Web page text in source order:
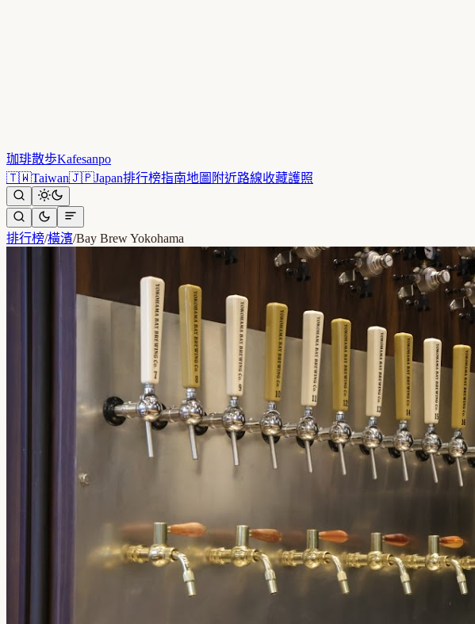
珈琲散歩Kafesanpo
🇹🇼Taiwan🇯🇵Japan排行榜指南地圖 附近路線收藏護照
排行榜/橫濱/Bay Brew Yokohama